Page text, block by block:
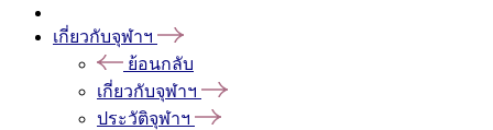
เกี่ยวกับจุฬาฯ
ย้อนกลับ
เกี่ยวกับจุฬาฯ
ประวัติจุฬาฯ